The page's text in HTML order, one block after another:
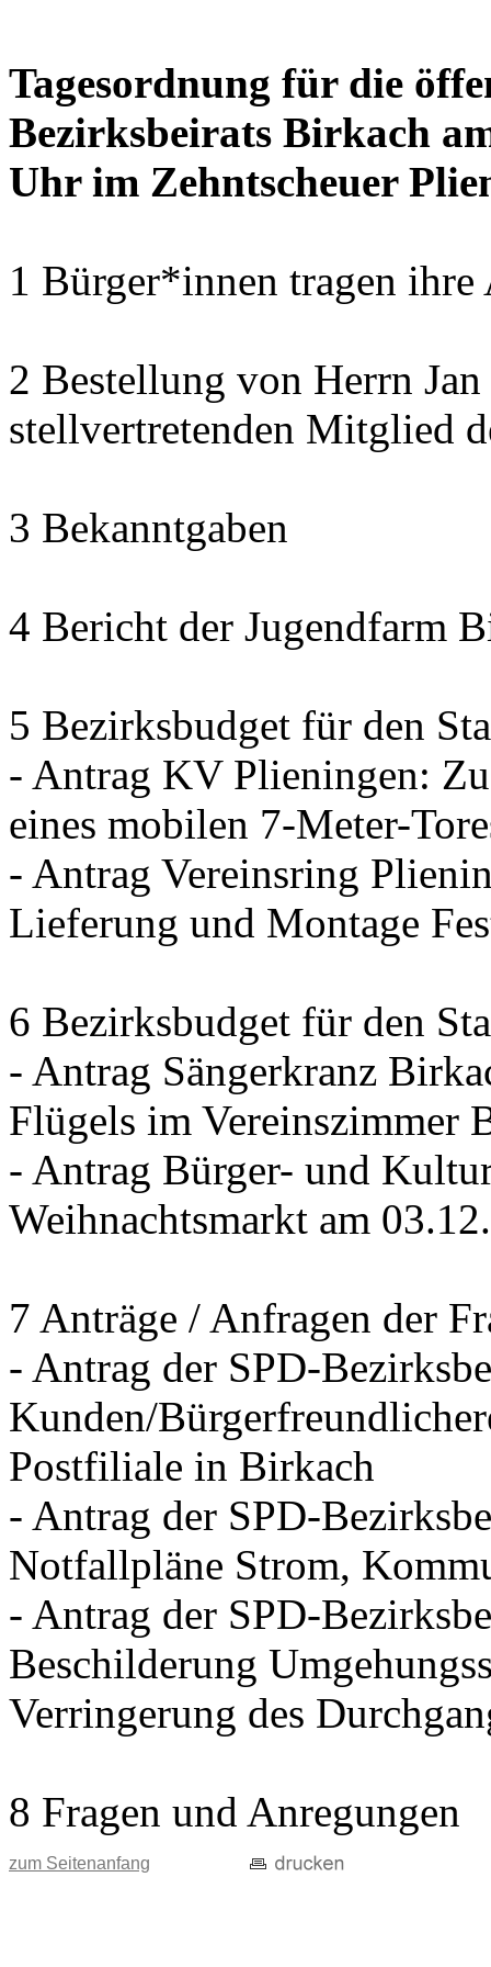
Tagesordnung für die
Bezirksbeirats Birkach
Uhr im Zehntscheuer
1 Bürger*innen tragen
2 Bestellung von Herrn
stellvertretenden Mitglied
3 Bekanntgaben
4 Bericht der Jugendfarm
5 Bezirksbudget für den
- Antrag KV Plieningen:
eines mobilen 7-Meter-
- Antrag Vereinsring
Lieferung und Montage
6 Bezirksbudget für den
- Antrag Sängerkranz
Flügels im Vereinszimmer
- Antrag Bürger- und
Weihnachtsmarkt am
7 Anträge / Anfragen der
- Antrag der SPD-
Kunden/
Postfiliale in Birkach
- Antrag der SPD-
Notfallpläne Strom,
- Antrag der SPD-
Beschilderung
Verringerung des
8 Fragen und Anregungen
zum Seitenanfang